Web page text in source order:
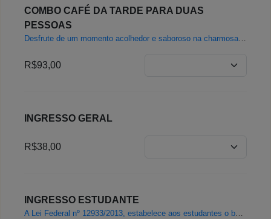
COMBO CAFÉ DA TARDE PARA DUAS
PESSOAS
Desfrute de um momento acolhedor e saboroso na charmosa Casa das Cucas, com um combo especial acesso ao parque para duas pessoas com duas generosa fatias de cuca artesanal, feita com receita autêntica alemã, uma fatia de Apfelstrudel e 02 cafés ou chá. 1. Promoção não cumulativa com outras promoções ou descontos em vigor. 2. Para compras online, é obrigatório informar a data da visita. Não é possível adquirir o combo para o mesmo dia na modalidade online. 3. O atendimento funciona por ordem de chegada, das 10h às 15h; 4.É obrigatório apresentar o voucher da reserva (impresso ou digital) na bilheteria do parque para retirada dos ingressos.
R$93,00
INGRESSO GERAL
R$38,00
INGRESSO ESTUDANTE
A Lei Federal nº 12933/2013, estabelece aos estudantes o benefício do pagamento de meia-entrada. Valido apenas para estudantes com Carteira de Estudante emitida pela União Nacional dos Estudantes (UNE) dentro do prazo de validade, juntamente com a apresentação de um documento oficial com foto (RG, Carteira de Motorista, Carteira de Trabalho ou Passaporte) na entrada do parque. Estudantes dos 07 anos aos 17 anos podem apresentar matrícula escolar como documento comprobatório.